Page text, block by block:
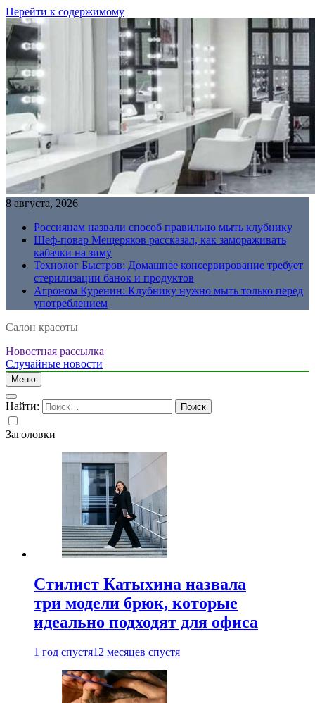
Перейти к содержимому
8 августа, 2026
Россиянам назвали способ правильно мыть клубнику
Шеф-повар Мещеряков рассказал, как замораживать
кабачки на зиму
Технолог Быстров: Домашнее консервирование требует
стерилизации банок и продуктов
Агроном Куренин: Клубнику нужно мыть только перед
употреблением
Салон красоты
Новостная рассылка
Случайные новости
Меню
Найти:
Заголовки
Стилист Катыхина назвала
три модели брюк, которые
идеально подходят для офиса
1 год спустя12 месяцев спустя